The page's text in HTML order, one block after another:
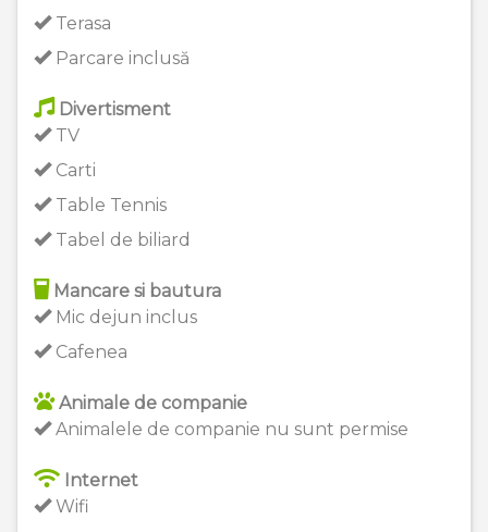
Terasa
Parcare inclusă
Divertisment
TV
Carti
Table Tennis
Tabel de biliard
Mancare si bautura
Mic dejun inclus
Cafenea
Animale de companie
Animalele de companie nu sunt permise
Internet
Wifi